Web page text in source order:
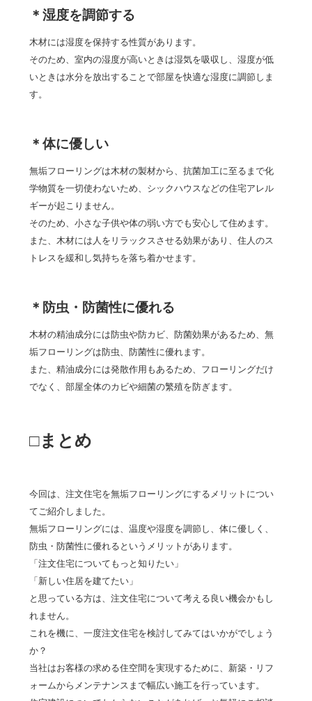
＊湿度を調節する
木材には湿度を保持する性質があります。
そのため、室内の湿度が高いときは湿気を吸収し、湿度が低
いときは水分を放出することで部屋を快適な湿度に調節しま
す。
＊体に優しい
無垢フローリングは木材の製材から、抗菌加工に至るまで化
学物質を一切使わないため、シックハウスなどの住宅アレル
ギーが起こりません。
そのため、小さな子供や体の弱い方でも安心して住めます。
また、木材には人をリラックスさせる効果があり、住人のス
トレスを緩和し気持ちを落ち着かせます。
＊防虫・防菌性に優れる
木材の精油成分には防虫や防カビ、防菌効果があるため、無
垢フローリングは防虫、防菌性に優れます。
また、精油成分には発散作用もあるため、フローリングだけ
でなく、部屋全体のカビや細菌の繁殖を防ぎます。
□まとめ
今回は、注文住宅を無垢フローリングにするメリットについ
てご紹介しました。
無垢フローリングには、温度や湿度を調節し、体に優しく、
防虫・防菌性に優れるというメリットがあります。
「注文住宅についてもっと知りたい」
「新しい住居を建てたい」
と思っている方は、注文住宅について考える良い機会かもし
れません。
これを機に、一度注文住宅を検討してみてはいかがでしょう
か？
当社はお客様の求める住空間を実現するために、新築・リフ
ォームからメンテナンスまで幅広い施工を行っています。